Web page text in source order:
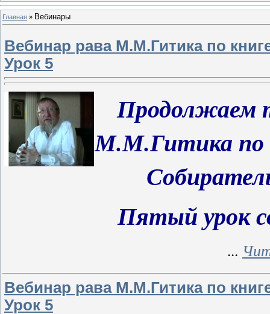
Главная » Вебинары
Вебинар рава М.М.Гитика по
Урок 5
Продолжаем
М.М.Гитика по
Пятый урок
...
Вебинар рава М.М.Гитика по
Урок 5